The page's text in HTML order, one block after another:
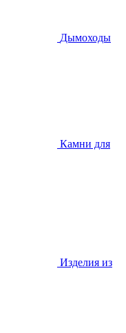
Дымоходы
Камни для
Изделия из